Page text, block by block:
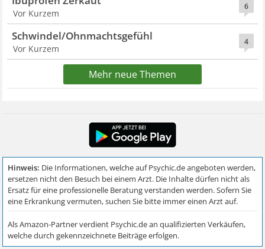
6
Vor Kurzem
4
Schwindel/Ohnmachtsgefühl
Vor Kurzem
Mehr neue Themen